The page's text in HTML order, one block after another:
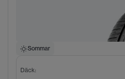
Sommar
Däck: